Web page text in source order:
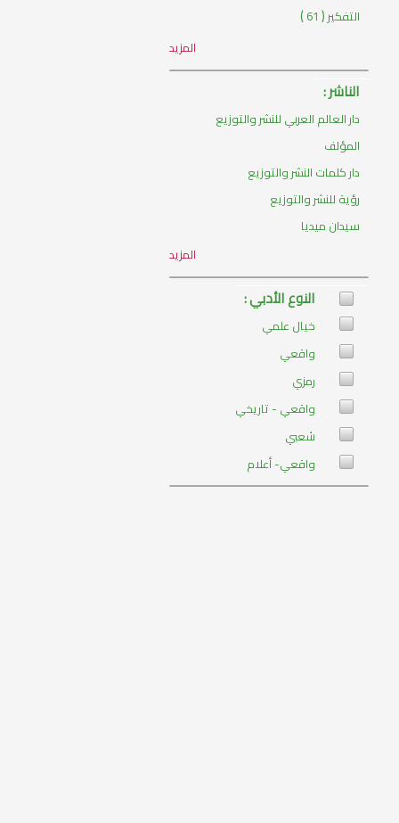
التفكير (
61
)
المزيد
الناشر :
دار العالم العربي للنشر والتوزيع
المؤلف
دار كلمات النشر والتوزيع
رؤية للنشر والتوزيع
سيدان ميديا
المزيد
النوع الأدبي :
خيال علمي
واقعي
رمزي
واقعي - تاريخي
شعبي
واقعي- أعلام